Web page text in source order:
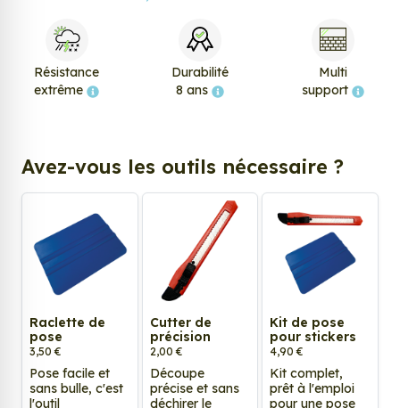
Résistance
extrême
Durabilité
8 ans
Multi
support
Avez-vous les outils nécessaire ?
Raclette de
pose
3,50 €
Pose facile et
sans bulle, c'est
l'outil
Cutter de
précision
2,00 €
Découpe
précise et sans
déchirer le
Kit de pose
pour stickers
4,90 €
Kit complet,
prêt à l'emploi
pour une pose